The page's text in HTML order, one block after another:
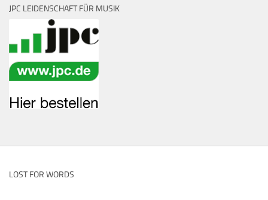
JPC LEIDENSCHAFT FÜR MUSIK
LOST FOR WORDS